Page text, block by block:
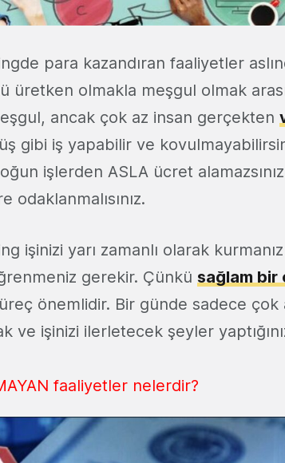
para kazandıran faaliyetler
üretken olmakla meşgul olmak
ancak çok az insan gerçekten
gibi iş yapabilir ve
işlerden ASLA ücret
odaklanmalısınız.
işinizi yarı zamanlı olarak
gerekir. Çünkü sağlam bir
önemlidir. Bir günde sadece çok
ve işinizi ilerletecek şeyler
faaliyetler nelerdir?